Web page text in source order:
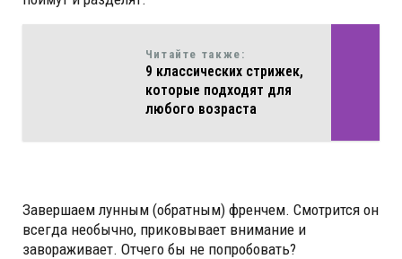
Читайте также:
9 классических стрижек,
которые подходят для
любого возраста
Завершаем лунным (обратным) френчем. Смотрится он
всегда необычно, приковывает внимание и
завораживает. Отчего бы не попробовать?